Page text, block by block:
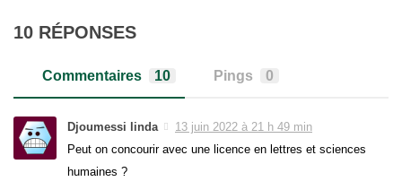
10 RÉPONSES
Commentaires 10 Pings 0
Djoumessi linda
13 juin 2022 à 21 h 49 min
Peut on concourir avec une licence en lettres et sciences
humaines ?